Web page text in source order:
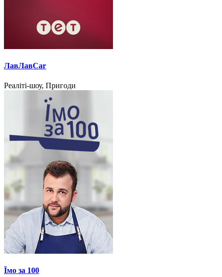
ЛавЛавCar
Реаліті-шоу, Пригоди
Їмо за 100